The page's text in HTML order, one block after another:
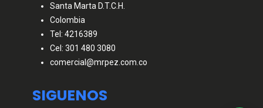
Santa Marta D.T.C.H.
Colombia
Tel: 4216389
Cel: 301 480 3080
comercial@mrpez.com.co
SIGUENOS